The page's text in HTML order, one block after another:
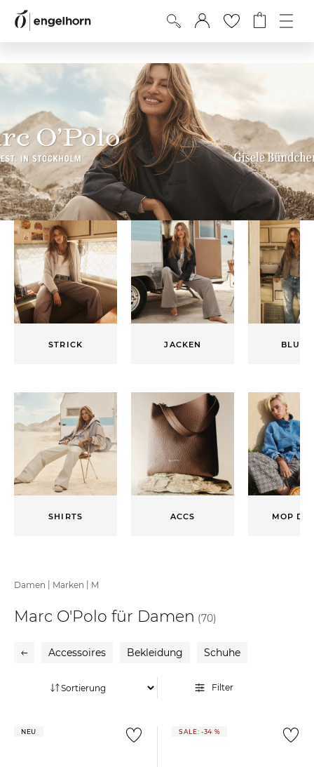
STRICK JACKEN
SHIRTS ACCS MOP
Damen Marken M
Marc O'Polo für Damen (70)
Accessoires Bekleidung Schuhe
Filter
NEU SALE: -34 %